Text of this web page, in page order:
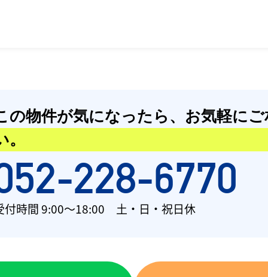
の物件が気になったら、 お気軽に
。
228-6770
付時間 9:00〜18:00 土・日・祝日休